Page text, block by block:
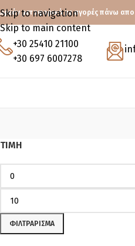
Skip to navigation
Skip to main content
μεταφορικά με αγορές πάνω
+30 25410 21100
+30 697 6007278
ΤΙΜΉ
ΦΙΛΤΡΆΡΙΣΜΑ